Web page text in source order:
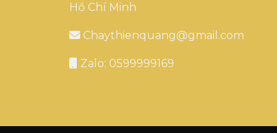
Hồ Chí Minh
Chaythienquang@gmail.com
Zalo: 0599999169